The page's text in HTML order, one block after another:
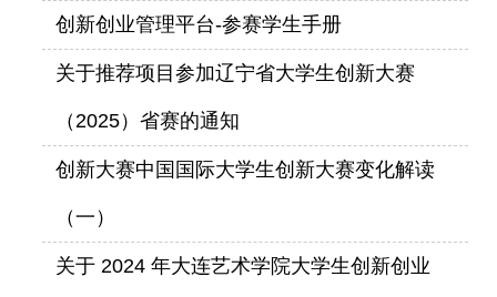
创新创业管理平台-参赛学生手册
关于推荐项目参加辽宁省大学生创新大赛
（2025）省赛的通知
创新大赛中国国际大学生创新大赛变化解读
（一）
关于 2024 年大连艺术学院大学生创新创业